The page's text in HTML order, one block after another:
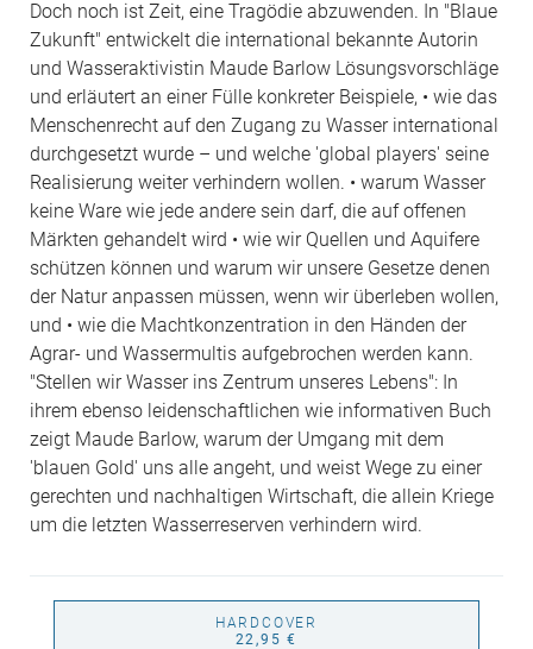
Doch noch ist Zeit, eine Tragödie abzuwenden. In "Blaue
Zukunft" entwickelt die international bekannte Autorin
und Wasseraktivistin Maude Barlow Lösungsvorschläge
und erläutert an einer Fülle konkreter Beispiele, • wie das
Menschenrecht auf den Zugang zu Wasser international
durchgesetzt wurde – und welche 'global players' seine
Realisierung weiter verhindern wollen. • warum Wasser
keine Ware wie jede andere sein darf, die auf offenen
Märkten gehandelt wird • wie wir Quellen und Aquifere
schützen können und warum wir unsere Gesetze denen
der Natur anpassen müssen, wenn wir überleben wollen,
und • wie die Machtkonzentration in den Händen der
Agrar- und Wassermultis aufgebrochen werden kann.
"Stellen wir Wasser ins Zentrum unseres Lebens": In
ihrem ebenso leidenschaftlichen wie informativen Buch
zeigt Maude Barlow, warum der Umgang mit dem
'blauen Gold' uns alle angeht, und weist Wege zu einer
gerechten und nachhaltigen Wirtschaft, die allein Kriege
um die letzten Wasserreserven verhindern wird.
HARDCOVER
22,95 €